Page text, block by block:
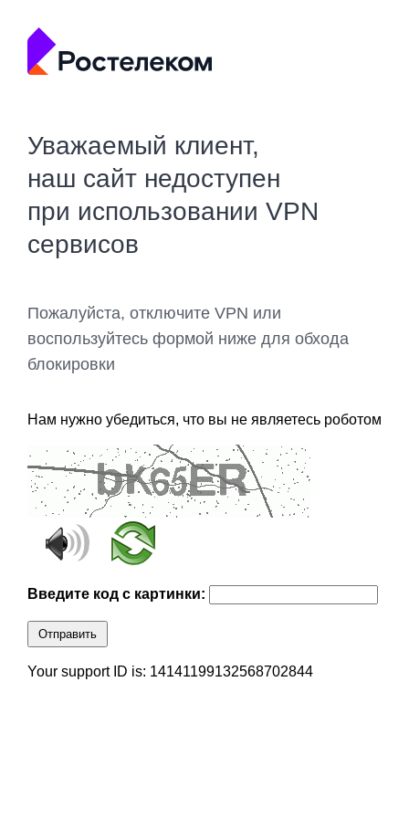
Уважаемый клиент,
наш сайт недоступен
при использовании VPN
сервисов
Пожалуйста, отключите VPN или
воспользуйтесь формой ниже для обхода
блокировки
Нам нужно убедиться, что вы не являетесь роботом
Введите код с картинки:
Отправить
Your support ID is: 14141199132568702844